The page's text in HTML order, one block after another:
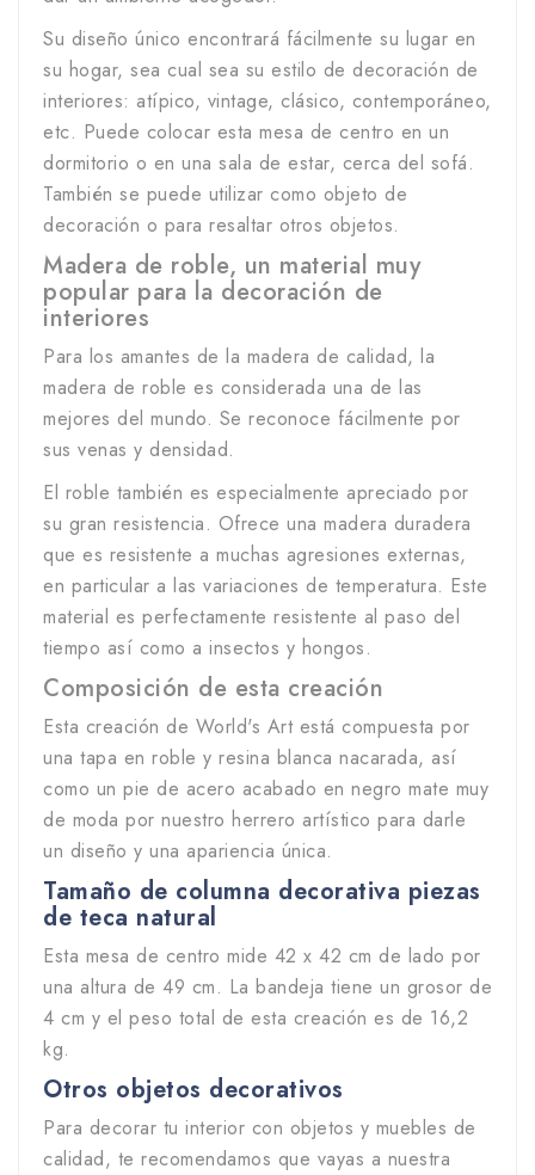
Su diseño único encontrará fácilmente su lugar en
su hogar, sea cual sea su estilo de decoración de
interiores: atípico, vintage, clásico, contemporáneo,
etc. Puede colocar esta mesa de centro en un
dormitorio o en una sala de estar, cerca del sofá.
También se puede utilizar como objeto de
decoración o para resaltar otros objetos.
Madera de roble, un material muy
popular para la decoración de
interiores
Para los amantes de la madera de calidad, la
madera de roble es considerada una de las
mejores del mundo. Se reconoce fácilmente por
sus venas y densidad.
El roble también es especialmente apreciado por
su gran resistencia. Ofrece una madera duradera
que es resistente a muchas agresiones externas,
en particular a las variaciones de temperatura. Este
material es perfectamente resistente al paso del
tiempo así como a insectos y hongos.
Composición de esta creación
Esta creación de World's Art está compuesta por
una tapa en roble y resina blanca nacarada, así
como un pie de acero acabado en negro mate muy
de moda por nuestro herrero artístico para darle
un diseño y una apariencia única.
Tamaño de columna decorativa piezas
de teca natural
Esta mesa de centro mide 42 x 42 cm de lado por
una altura de 49 cm. La bandeja tiene un grosor de
4 cm y el peso total de esta creación es de 16,2
kg.
Otros objetos decorativos
Para decorar tu interior con objetos y muebles de
calidad, te recomendamos que vayas a nuestra